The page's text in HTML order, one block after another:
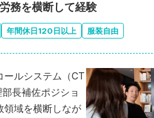
務を横断して経験
年間休日120日以上 服装自由
ールシステム（CT
長補佐ポジショ
領域を横断しなが